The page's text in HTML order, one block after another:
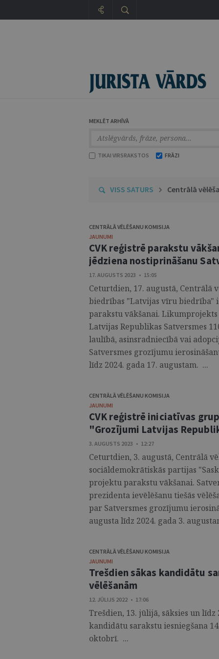
MEKLĒT ARHĪVĀ
TIKAI VIRSRAKSTOS FRĀZI
VISS SATURS Centrālā
CENTRĀLĀ VĒLĒŠANU KOMISIJA
JAUNUMI
CVK reģistrē parakstu
jēdziena nostiprināšanu
17. AUGUSTS 2023 • 15:05
Ceturtdien, 17. augustā, Centrālā
biedrības "Latvijas vīru biedrība"
parakstu vākšanai.
Latvijas Republikas Satversmes
laulībā, asinsradniecībā vai
Satversmes grozījumu
līdz 2024. gada 17. augustam. ...
CENTRĀLĀ VĒLĒŠANU KOMISIJA
JAUNUMI
CVK reģistrē iniciatīvas
"Grozījumi Latvijas
3. AUGUSTS 2023 • 12:27
Ceturtdien, 3. augustā, Centrālā
sociāldemokrātiskās partijas
projektu parakstu vākšanai.
prezidenta ievēlēšanu tiešās
par Satversmes grozījumu
augusta līdz 2024. gada 3.
CENTRĀLĀ VĒLĒŠANU KOMISIJA
JAUNUMI
Trešdien sākas kandidātu
vēlēšanām
12. JŪLIJS 2022 • 17:06
Trešdien, 13. jūlijā, sāksies un
kandidātu sarakstu iesniegšana
oktobrī. ...